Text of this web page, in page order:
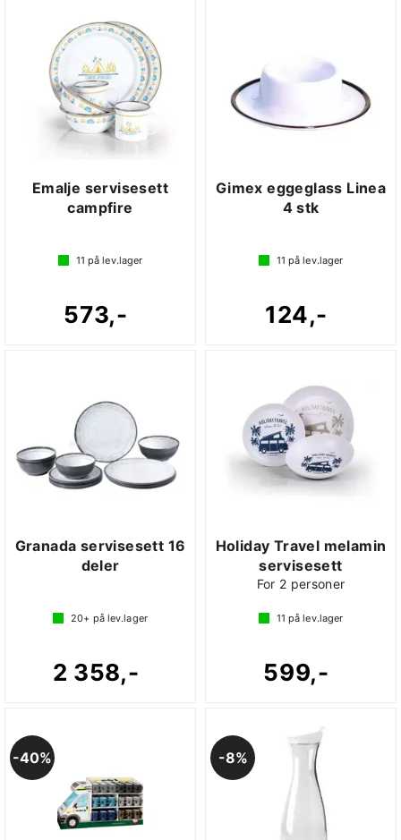
Emalje servisesett
campfire
11 på lev.lager
573,-
Gimex eggeglass Linea
4 stk
11 på lev.lager
124,-
Granada servisesett 16
deler
20+ på lev.lager
2 358,-
Holiday Travel melamin
servisesett
For 2 personer
11 på lev.lager
599,-
40% 8%